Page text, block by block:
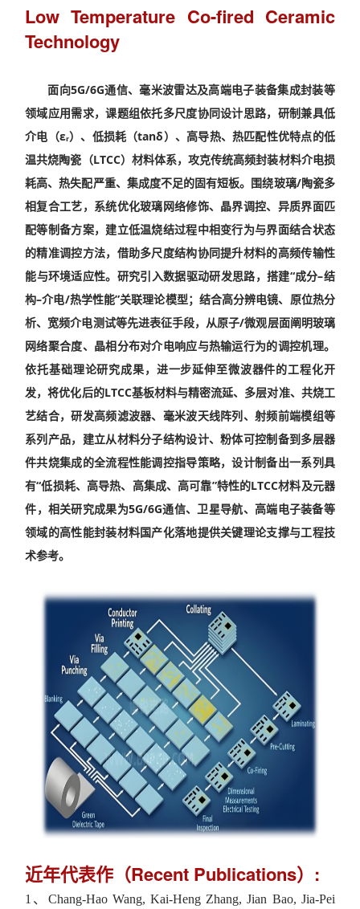
Low Temperature Co-fired Ceramic
Technology
面向5G/6G通信、毫米波雷达及高端电子装备集成封装等
领域应用需求，课题组依托多尺度协同设计思路，研制兼具低
介电（εᵣ）、低损耗（tanδ）、高导热、热匹配性优特点的低
温共烧陶瓷（LTCC）材料体系，攻克传统高频封装材料介电损
耗高、热失配严重、集成度不足的固有短板。围绕玻璃/陶瓷多
相复合工艺，系统优化玻璃网络修饰、晶界调控、异质界面匹
配等制备方案，建立低温烧结过程中相变行为与界面结合状态
的精准调控方法，借助多尺度结构协同提升材料的高频传输性
能与环境适应性。研究引入数据驱动研发思路，搭建“成分–结
构–介电/热学性能”关联理论模型；结合高分辨电镜、原位热分
析、宽频介电测试等先进表征手段，从原子/微观层面阐明玻璃
网络聚合度、晶相分布对介电响应与热输运行为的调控机理。
依托基础理论研究成果，进一步延伸至微波器件的工程化开
发，将优化后的LTCC基板材料与精密流延、多层对准、共烧工
艺结合，研发高频滤波器、毫米波天线阵列、射频前端模组等
系列产品，建立从材料分子结构设计、粉体可控制备到多层器
件共烧集成的全流程性能调控指导策略，设计制备出一系列具
有“低损耗、高导热、高集成、高可靠”特性的LTCC材料及元器
件，相关研究成果为5G/6G通信、卫星导航、高端电子装备等
领域的高性能封装材料国产化落地提供关键理论支撑与工程技
术参考。
近年代表作 （Recent Publications） :
1、 Chang-Hao Wang, Kai-Heng Zhang, Jian Bao, Jia-Pei